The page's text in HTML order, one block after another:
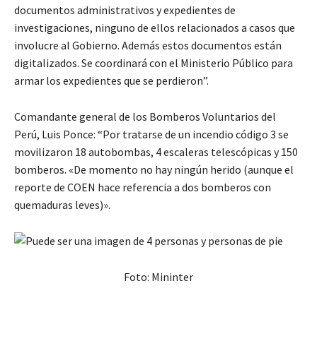
documentos administrativos y expedientes de
investigaciones, ninguno de ellos relacionados a casos que
involucre al Gobierno. Además estos documentos están
digitalizados. Se coordinará con el Ministerio Público para
armar los expedientes que se perdieron”.
Comandante general de los Bomberos Voluntarios del
Perú, Luis Ponce: “Por tratarse de un incendio código 3 se
movilizaron 18 autobombas, 4 escaleras telescópicas y 150
bomberos. «De momento no hay ningún herido (aunque el
reporte de COEN hace referencia a dos bomberos con
quemaduras leves)».
Foto: Mininter